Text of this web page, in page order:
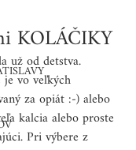
KOLÁČIKY
už od detstva.
vo veľkých
za opiát :-) alebo
kalcia alebo proste
Pri výbere z